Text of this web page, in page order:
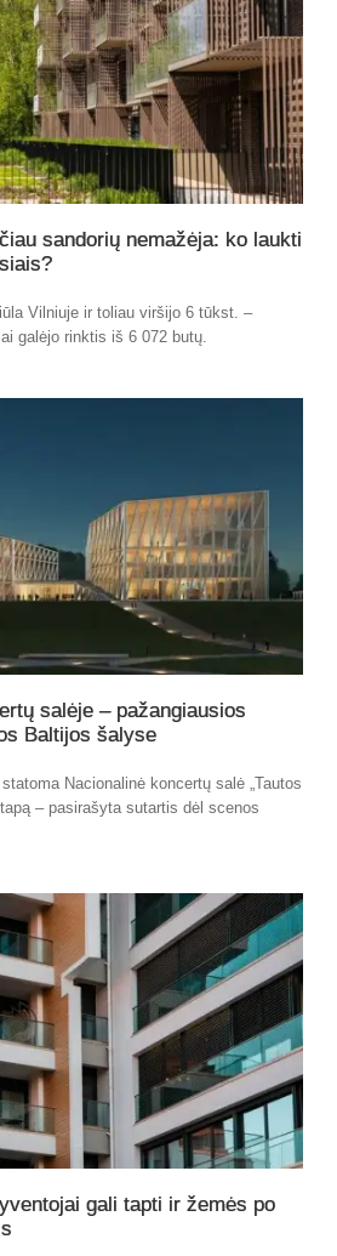
sandorių nemažėja: ko laukti
Vilniuje ir toliau viršijo 6 tūkst. –
galėjo rinktis iš 6 072 butų.
salėje – pažangiausios
Baltijos šalyse
Nacionalinė koncertų salė „Tautos
– pasirašyta sutartis dėl scenos
gali tapti ir žemės po